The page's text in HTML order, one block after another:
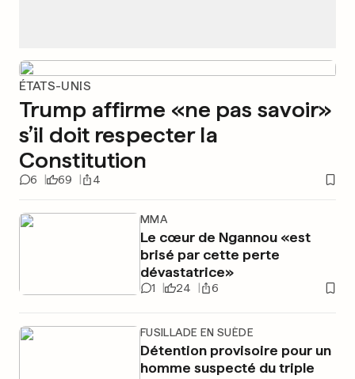
ÉTATS-UNIS
Trump affirme «ne pas savoir»
s’il doit respecter la
Constitution
6 69 4
MMA
Le cœur de Ngannou «est
brisé par cette perte
dévastatrice»
1 24 6
FUSILLADE EN SUÈDE
Détention provisoire pour un
homme suspecté du triple